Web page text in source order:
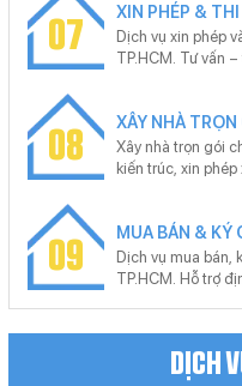
vẽ, hoàn công,
đăng ký thế chấp,
07
XIN PHÉP &
Dịch vụ xin phép
TP.HCM. Tư vấn
chuẩn, không phát
08
XÂY NHÀ TRỌN
Xây nhà trọn gói
kiến trúc, xin
báo giá theo yêu
09
MUA BÁN & KÝ
Dịch vụ mua bán,
TP.HCM. Hỗ trợ
tận nơi, không
DỊCH